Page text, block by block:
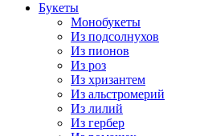
Букеты
Монобукеты
Из подсолнухов
Из пионов
Из роз
Из хризантем
Из альстромерий
Из лилий
Из гербер